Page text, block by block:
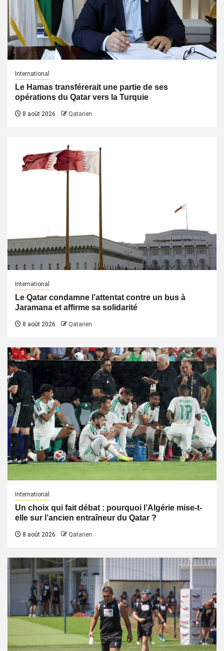
International
Le Hamas transférerait une partie de ses
opérations du Qatar vers la Turquie
8 août 2026 Qatarien
International
Le Qatar condamne l’attentat contre un bus à
Jaramana et affirme sa solidarité
8 août 2026 Qatarien
International
Un choix qui fait débat : pourquoi l’Algérie mise-t-
elle sur l’ancien entraîneur du Qatar ?
8 août 2026 Qatarien